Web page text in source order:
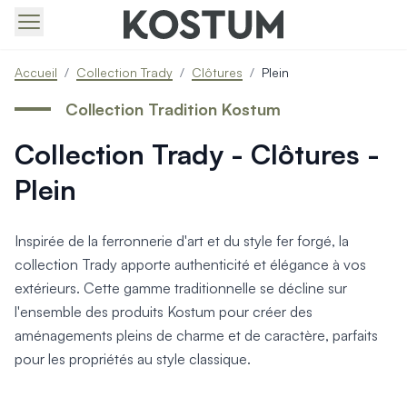
Produits > Portails > Portails contemporains
Produits > Portails > Portails traditionnels
Produits > Portails > Portails avec décors
Produits > Portails > Portails économiques
Produits > Portails > Motorisation Portail
Produits > Portillons > Tous nos portillons
Produits > Portillons > Portillons contemporains
Produits > Portillons > Portillons traditionnels
Produits > Portillons > Portillons architectes
Produits > Portillons > Portillons décoratifs
Produits > Portillons > Motorisation Portillon
Produits > Portillons > Ouvertures Spéciales
Accueil / Collection Trady / Clôtures / Plein
Collection Trady - Clôtures -
Plein
Collection Tradition Kostum
Inspirée de la ferronnerie d'art et du style fer forgé, la
collection Trady apporte authenticité et élégance à vos
extérieurs. Cette gamme traditionnelle se décline sur
l'ensemble des produits Kostum pour créer des
aménagements pleins de charme et de caractère, parfaits
pour les propriétés au style classique.